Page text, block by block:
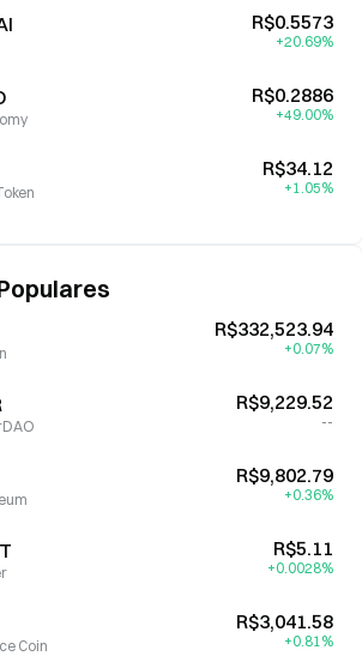
R$0.5573
+20.69%
R$0.2886
+49.00%
R$34.12
+1.05%
R$332,523.94
+0.07%
R$9,229.52
--
R$9,802.79
+0.36%
R$5.11
+0.0028%
Coin
R$3,041.58
+0.81%